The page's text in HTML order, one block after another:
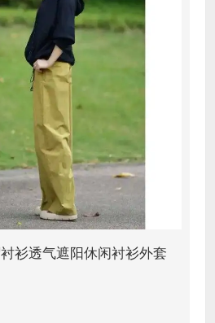
衫透气遮阳休闲衬衫外套